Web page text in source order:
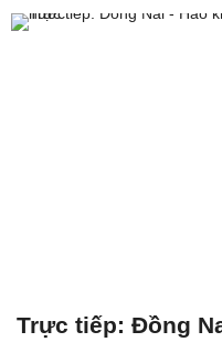
Trực tiếp: Đồng